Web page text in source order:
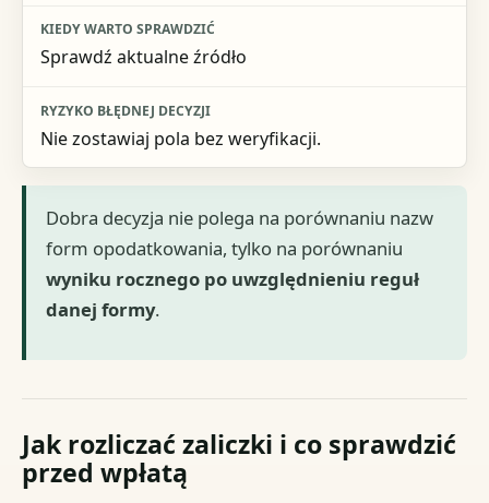
Sprawdź aktualne źródło
Nie zostawiaj pola bez weryfikacji.
Dobra decyzja nie polega na porównaniu nazw
form opodatkowania, tylko na porównaniu
wyniku rocznego po uwzględnieniu reguł
danej formy.
Jak rozliczać zaliczki i co sprawdzić
przed wpłatą